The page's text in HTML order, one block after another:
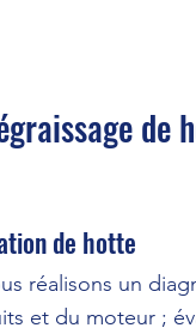
de
de hotte
réalisons un
et du moteur ;